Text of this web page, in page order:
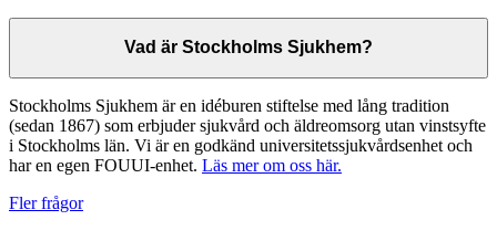
Vad är Stockholms Sjukhem?
Stockholms Sjukhem är en idéburen stiftelse med lång tradition
(sedan 1867) som erbjuder sjukvård och äldreomsorg utan vinstsyfte
i Stockholms län. Vi är en godkänd universitetssjukvårdsenhet och
har en egen FOUUI-enhet. Läs mer om oss här.
Fler frågor